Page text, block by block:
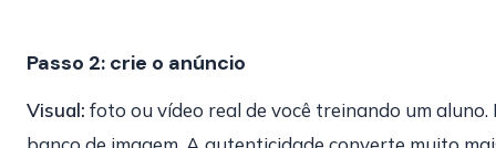
Passo 2: crie o anúncio
Visual: foto ou vídeo real de você treinando um aluno.